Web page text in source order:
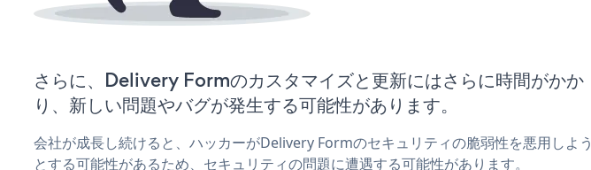
さらに、Delivery Formのカスタマイズと更新にはさらに時間がかか
り、新しい問題やバグが発生する可能性があります。
会社が成長し続けると、ハッカーがDelivery Formのセキュリティの脆弱性を悪用しよう
とする可能性があるため、セキュリティの問題に遭遇する可能性があります。